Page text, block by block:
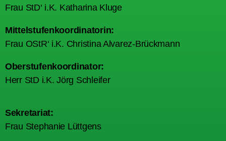
Frau StD‘ i.K. Katharina Kluge
Mittelstufenkoordinatorin:
Frau OStR‘ i.K. Christina Alvarez-Brückmann
Oberstufenkoordinator:
Herr StD i.K. Jörg Schleifer
Sekretariat:
Frau Stephanie Lüttgens